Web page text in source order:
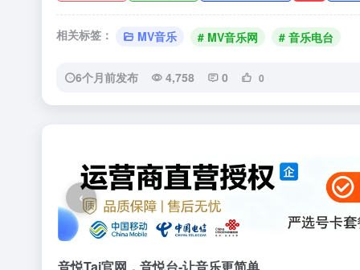
相关标签： MV音乐 # MV音乐网 # 音乐电台
6个月前发布 4,758 0 0
‹